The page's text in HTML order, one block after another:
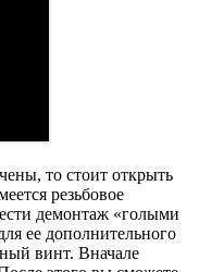
то стоит открыть
резьбовое
демонтаж «голыми
ее дополнительного
винт. Вначале